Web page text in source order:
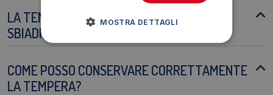
LA TEMPERA È RESISTENTE ALLO
SBIADIMENTO?
COME POSSO CONSERVARE CORRETTAMENTE
LA TEMPERA?
MOSTRA DETTAGLI